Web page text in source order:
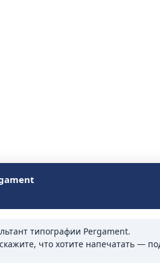
типографии Pergament.
что хотите напечатать —